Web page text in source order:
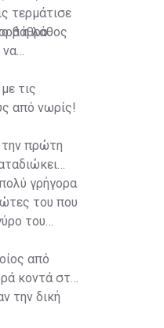
τερμάτισε
βάθρο.
η λάθος
να
τις
από νωρίς!
την πρώτη
γρήγορα
του που
του
από
κοντά στα
την δική